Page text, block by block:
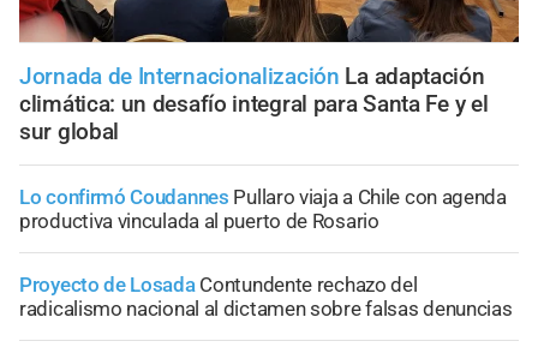
Jornada de Internacionalización La adaptación
climática: un desafío integral para Santa Fe y el
sur global
Lo confirmó Coudannes Pullaro viaja a Chile con agenda
productiva vinculada al puerto de Rosario
Proyecto de Losada Contundente rechazo del
radicalismo nacional al dictamen sobre falsas denuncias